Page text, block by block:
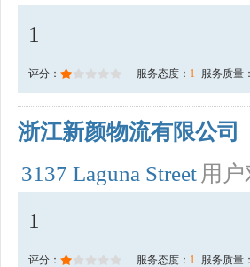
1
评分： 服务态度： 1 服务质量：
浙江新颜物流有限公司
3137 Laguna Street 用
1
评分： 服务态度： 1 服务质量：